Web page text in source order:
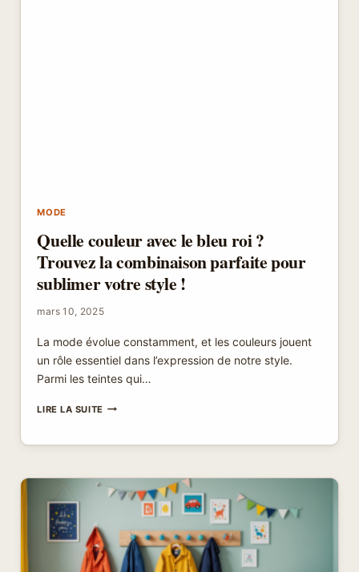
MODE
Quelle couleur avec le bleu roi ?
Trouvez la combinaison parfaite pour
sublimer votre style !
mars 10, 2025
La mode évolue constamment, et les couleurs jouent
un rôle essentiel dans l’expression de notre style.
Parmi les teintes qui…
LIRE LA SUITEQUELLE
LE
ROI
TROUVEZ
COMBINAISON
PARFAITE
POUR